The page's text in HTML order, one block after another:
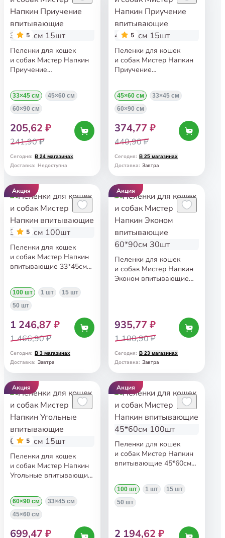
5
Пеленки для кошек
и собак Мистер Напкин
Приучение
15шт
33×45 см
45×60 см
60×90 см
205,62 ₽
241,90 ₽
Сегодня: В 24 магазинах
Доставка: Недоступна
5
Пеленки для кошек
и собак Мистер Напкин
Приучение
15шт
45×60 см
33×45 см
60×90 см
374,77 ₽
440,90 ₽
Сегодня: В 25 магазинах
Доставка: Завтра
Акция
5
Пеленки для кошек
и собак Мистер Напкин
впитывающие 33*45см
100 шт 1 шт
15 шт
50 шт
1 246,87 ₽
1 466,90 ₽
Сегодня: В 3 магазинах
Доставка: Завтра
Акция
Пеленки для кошек
и собак Мистер Напкин
Эконом впитывающие
935,77 ₽
1 100,90 ₽
Сегодня: В 23 магазинах
Доставка: Завтра
Акция
5
Пеленки для кошек
и собак Мистер Напкин
Угольные впитывающие
60×90 см
33×45 см
45×60 см
699,47 ₽
Акция
Пеленки для кошек
и собак Мистер Напкин
впитывающие 45*60см
100 шт 1 шт
15 шт
50 шт
2 194,62 ₽